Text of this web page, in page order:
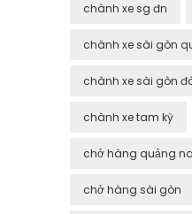
chành xe sg đn
chành xe sài gòn
chành xe sài gòn
chành xe tam kỳ
chở hàng quảng
chở hàng sài gòn